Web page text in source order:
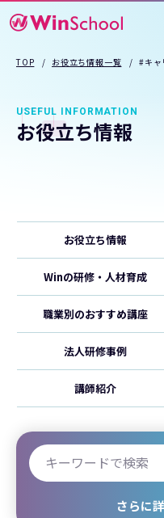
TOP お役立ち情報一覧 #キャ
USEFUL INFORMATION
お役立ち情報
お役立ち情報
Winの研修・人材育成
職業別のおすすめ講座
法人研修事例
講師紹介
さらに